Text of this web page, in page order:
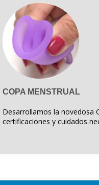
COPA MENSTRUAL
Desarrollamos la novedosa
certificaciones y cuidados